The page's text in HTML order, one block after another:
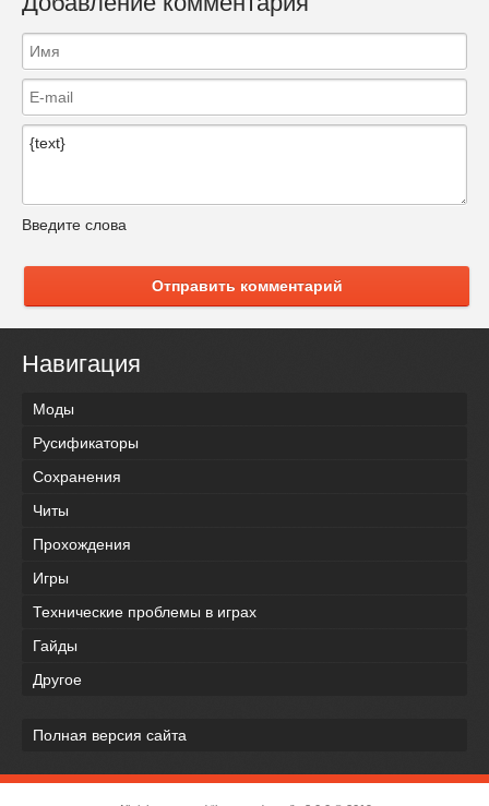
Введите слова
Отправить комментарий
Навигация
Моды
Русификаторы
Сохранения
Читы
Прохождения
Игры
Технические проблемы в играх
Гайды
Другое
Полная версия сайта